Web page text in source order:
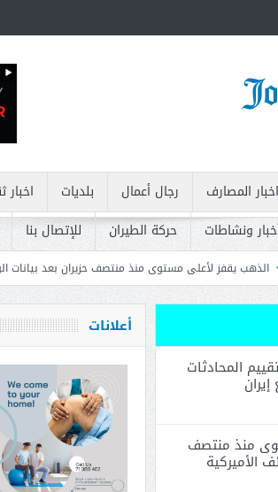
اخبار المصارف رجال أعمال بلديات اخبار
ونشاطات حركة الطيران للإتصال بنا
منذ منتصف حزيران بعد بيانات الوظائف الأميركية
أعلانات
المحادثات
منذ منتصف
الأميركية